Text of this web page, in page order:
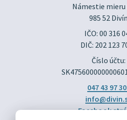
Námestie mieru
985 52 Divín
IČO: 00 316
DIČ: 202 123
Číslo účtu:
047 43 97
Facebook